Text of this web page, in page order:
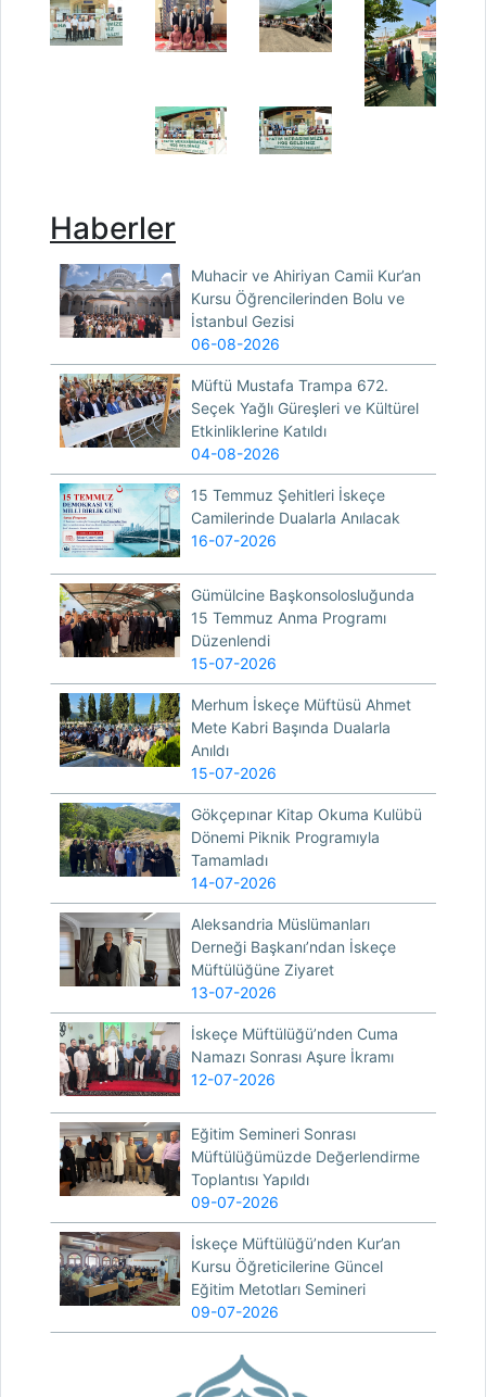
Haberler
Muhacir ve Ahiriyan Camii Kur’an
Kursu Öğrencilerinden Bolu ve
İstanbul Gezisi
06-08-2026
Müftü Mustafa Trampa 672.
Seçek Yağlı Güreşleri ve Kültürel
Etkinliklerine Katıldı
04-08-2026
15 Temmuz Şehitleri İskeçe
Camilerinde Dualarla Anılacak
16-07-2026
Gümülcine Başkonsolosluğunda
15 Temmuz Anma Programı
Düzenlendi
15-07-2026
Merhum İskeçe Müftüsü Ahmet
Mete Kabri Başında Dualarla
Anıldı
15-07-2026
Gökçepınar Kitap Okuma Kulübü
Dönemi Piknik Programıyla
Tamamladı
14-07-2026
Aleksandria Müslümanları
Derneği Başkanı’ndan İskeçe
Müftülüğüne Ziyaret
13-07-2026
İskeçe Müftülüğü’nden Cuma
Namazı Sonrası Aşure İkramı
12-07-2026
Eğitim Semineri Sonrası
Müftülüğümüzde Değerlendirme
Toplantısı Yapıldı
09-07-2026
İskeçe Müftülüğü’nden Kur’an
Kursu Öğreticilerine Güncel
Eğitim Metotları Semineri
09-07-2026